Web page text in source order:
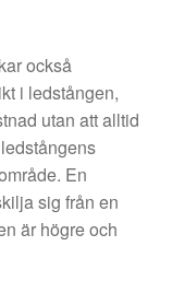
också
i ledstången,
utan att alltid
En
sig från en
är högre och